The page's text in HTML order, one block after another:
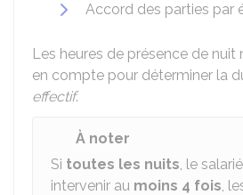
Accord des parties par
Les heures de présence de nuit
en compte pour déterminer la
effectif.
À noter
Si toutes les nuits, le
intervenir au moins 4 fois,